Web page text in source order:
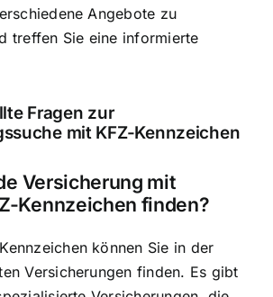
Angebote zu
treffen Sie eine informierte
Fragen zur
mit KFZ-Kennzeichen
Versicherung mit
Kennzeichen finden?
können Sie in der
Versicherungen finden. Es gibt